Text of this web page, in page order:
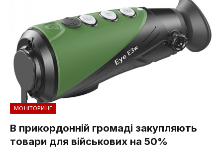
МОНІТОРИНГ
В прикордонній громаді закупляють
товари для військових на 50%